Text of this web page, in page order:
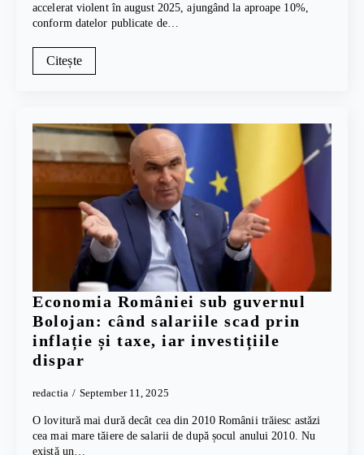
accelerat violent în august 2025, ajungând la aproape 10%,
conform datelor publicate de…
Citește
Economia României sub guvernul
Bolojan: când salariile scad prin
inflație și taxe, iar investițiile
dispar
redactia September 11, 2025
O lovitură mai dură decât cea din 2010 Românii trăiesc astăzi
cea mai mare tăiere de salarii de după șocul anului 2010. Nu
există un…